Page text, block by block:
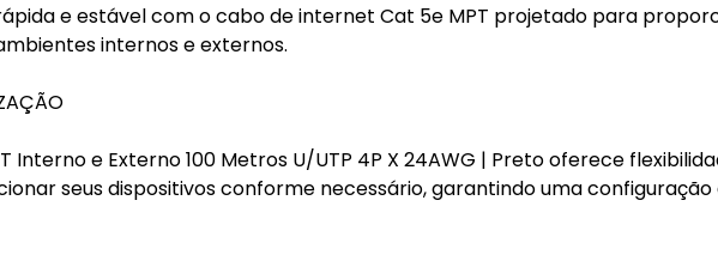
e estável com o cabo de internet Cat 5e MPT projetado para
internos e externos.
Interno e Externo 100 Metros U/UTP 4P X 24AWG | Preto oferece
seus dispositivos conforme necessário, garantindo uma